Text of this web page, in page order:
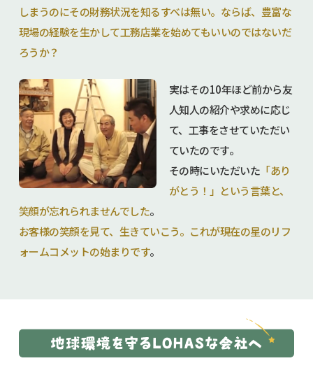
しまうのにその財務状況を知るすべは無い。ならば、豊富な
現場の経験を生かして工務店業を始めてもいいのではないだ
ろうか？
実はその10年ほど前から友
人知人の紹介や求めに応じ
て、工事をさせていただい
ていたのです。
その時にいただいた 「あり
がとう！」という言葉と、
笑顔が忘れられませんでした。
お客様の笑顔を見て、生きていこう。これが現在の星のリフ
ォームコメットの始まりです。